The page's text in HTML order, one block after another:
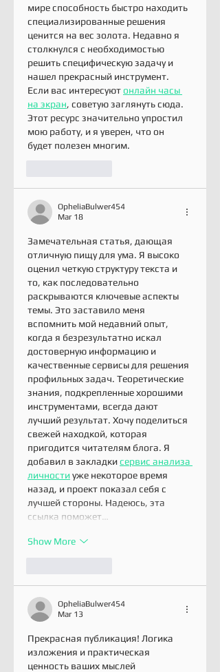
мире способность быстро находить
специализированные решения
ценится на вес золота. Недавно я
столкнулся с необходимостью
решить специфическую задачу и
нашел прекрасный инструмент.
Если вас интересуют онлайн часы
на экран, советую заглянуть сюда.
Этот ресурс значительно упростил
мою работу, и я уверен, что он
будет полезен многим.
OpheliaBulwer454
Mar 18
Замечательная статья, дающая
отличную пищу для ума. Я высоко
оценил четкую структуру текста и
то, как последовательно
раскрываются ключевые аспекты
темы. Это заставило меня
вспомнить мой недавний опыт,
когда я безрезультатно искал
достоверную информацию и
качественные сервисы для решения
профильных задач. Теоретические
знания, подкрепленные хорошими
инструментами, всегда дают
лучший результат. Хочу поделиться
свежей находкой, которая
пригодится читателям блога. Я
добавил в закладки сервис анализа
личности уже некоторое время
назад, и проект показал себя с
лучшей стороны. Надеюсь, эта
ссылка поможет…
Show More
OpheliaBulwer454
Mar 13
Прекрасная публикация! Логика
изложения и практическая
ценность ваших мыслей